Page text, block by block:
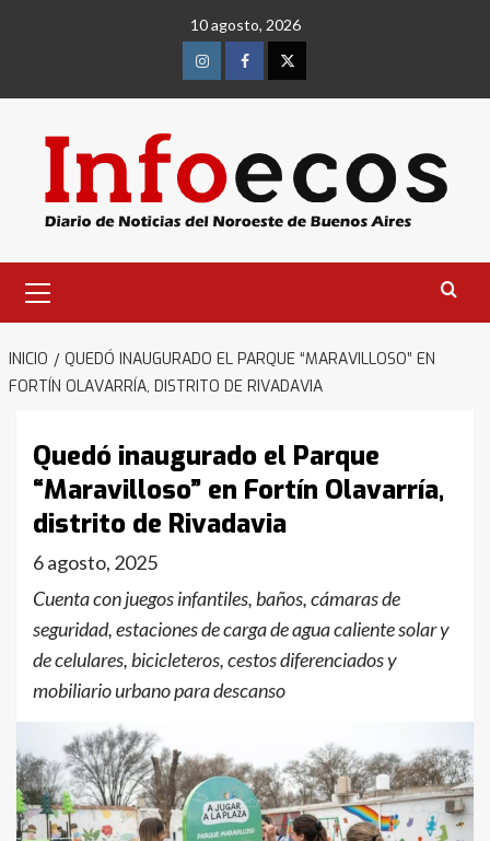
10 agosto, 2026
InstagramFacebookTwitter
primario
INICIO
QUEDÓ INAUGURADO EL PARQUE “MARAVILLOSO” EN
FORTÍN OLAVARRÍA, DISTRITO DE RIVADAVIA
Quedó inaugurado el Parque
“Maravilloso” en Fortín Olavarría,
distrito de Rivadavia
6 agosto, 2025
Cuenta con juegos infantiles, baños, cámaras de
seguridad, estaciones de carga de agua caliente solar y
de celulares, bicicleteros, cestos diferenciados y
mobiliario urbano para descanso